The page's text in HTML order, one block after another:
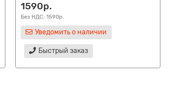
1590р.
Без НДС: 1590р.
Уведомить о наличии
Быстрый заказ